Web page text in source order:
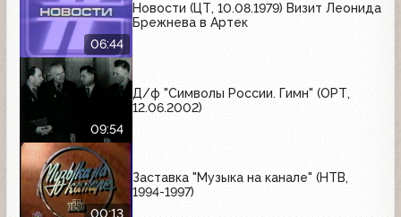
06:44
Новости (ЦТ, 10.08.1979) Визит Леонида
Брежнева в Артек
09:54
Д/ф "Символы России. Гимн" (ОРТ,
12.06.2002)
00:13
Заставка "Музыка на канале" (НТВ,
1994-1997)